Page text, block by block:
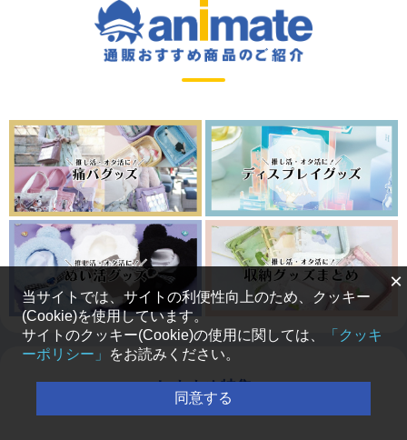
おすすめ特集
×
当サイトでは、サイトの利便性向上のため、クッキー
(Cookie)を使用しています。
サイトのクッキー(Cookie)の使用に関しては、
「クッキ
ーポリシー」
をお読みください。
同意する